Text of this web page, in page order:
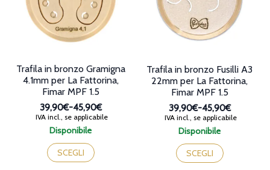
scelte
nella
pagina
del
Disponibile
Trafila in bronzo Gramigna
4.1mm per La Fattorina,
Fimar MPF 1.5
39,90€-45,90€
Fascia
di
da
39,90€
IVA incl., se applicabile
SCEGLI
prodotto
ha
Disponibile
Trafila in bronzo Fusilli A3
22mm per La Fattorina,
Fimar MPF 1.5
39,90€-45,90€
Fascia
di
da
39,90€
IVA incl., se applicabile
SCEGLI
Questo
prodotto
ha